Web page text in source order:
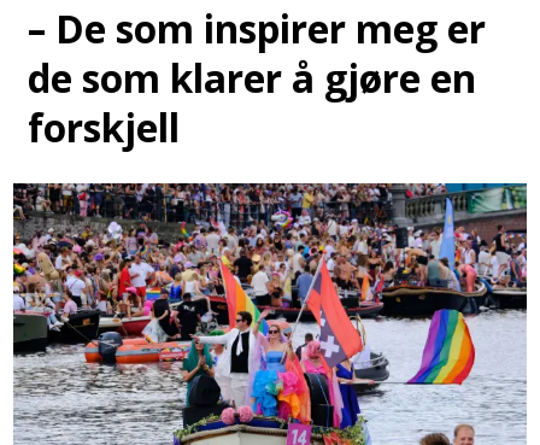
– De som inspirer meg er
de som klarer å gjøre en
forskjell